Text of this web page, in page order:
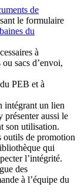
de
le formulaire
du
à
sacs d’envoi,
PEB et à
intégrant un lien
présenter aussi le
son utilisation.
outils de promotion
qui
l’intégrité.
des
à l’équipe du